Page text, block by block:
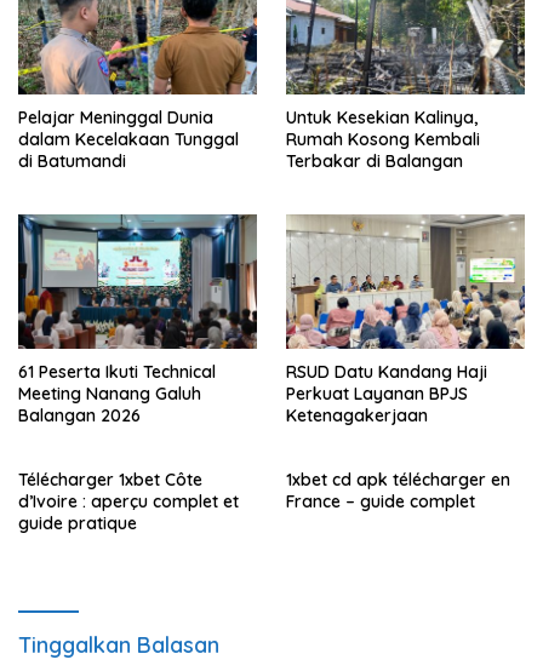
Pelajar Meninggal Dunia
dalam Kecelakaan Tunggal
di Batumandi
Untuk Kesekian Kalinya,
Rumah Kosong Kembali
Terbakar di Balangan
61 Peserta Ikuti Technical
Meeting Nanang Galuh
Balangan 2026
RSUD Datu Kandang Haji
Perkuat Layanan BPJS
Ketenagakerjaan
Télécharger 1xbet Côte
d’Ivoire : aperçu complet et
guide pratique
1xbet cd apk télécharger en
France – guide complet
Tinggalkan Balasan